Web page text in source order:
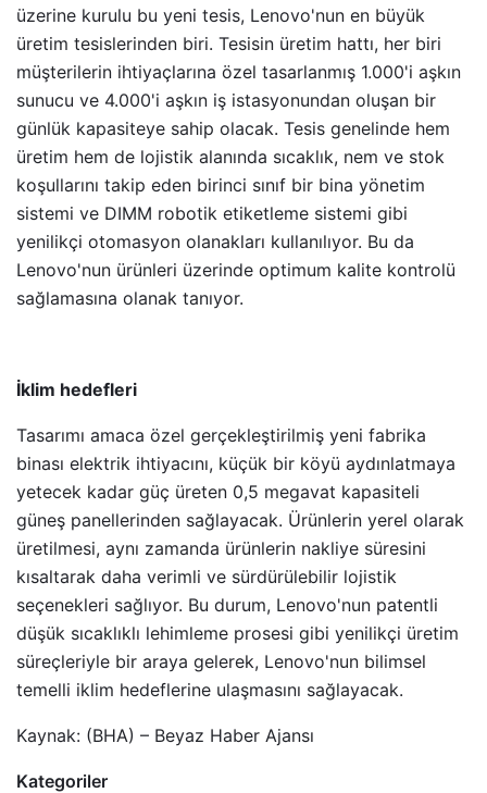
üzerine kurulu bu yeni tesis, Lenovo'nun en büyük
üretim tesislerinden biri. Tesisin üretim hattı, her biri
müşterilerin ihtiyaçlarına özel tasarlanmış 1.000'i aşkın
sunucu ve 4.000'i aşkın iş istasyonundan oluşan bir
günlük kapasiteye sahip olacak. Tesis genelinde hem
üretim hem de lojistik alanında sıcaklık, nem ve stok
koşullarını takip eden birinci sınıf bir bina yönetim
sistemi ve DIMM robotik etiketleme sistemi gibi
yenilikçi otomasyon olanakları kullanılıyor. Bu da
Lenovo'nun ürünleri üzerinde optimum kalite kontrolü
sağlamasına olanak tanıyor.
İklim hedefleri
Tasarımı amaca özel gerçekleştirilmiş yeni fabrika
binası elektrik ihtiyacını, küçük bir köyü aydınlatmaya
yetecek kadar güç üreten 0,5 megavat kapasiteli
güneş panellerinden sağlayacak. Ürünlerin yerel olarak
üretilmesi, aynı zamanda ürünlerin nakliye süresini
kısaltarak daha verimli ve sürdürülebilir lojistik
seçenekleri sağlıyor. Bu durum, Lenovo'nun patentli
düşük sıcaklıklı lehimleme prosesi gibi yenilikçi üretim
süreçleriyle bir araya gelerek, Lenovo'nun bilimsel
temelli iklim hedeflerine ulaşmasını sağlayacak.
Kaynak: (BHA) – Beyaz Haber Ajansı
Kategoriler